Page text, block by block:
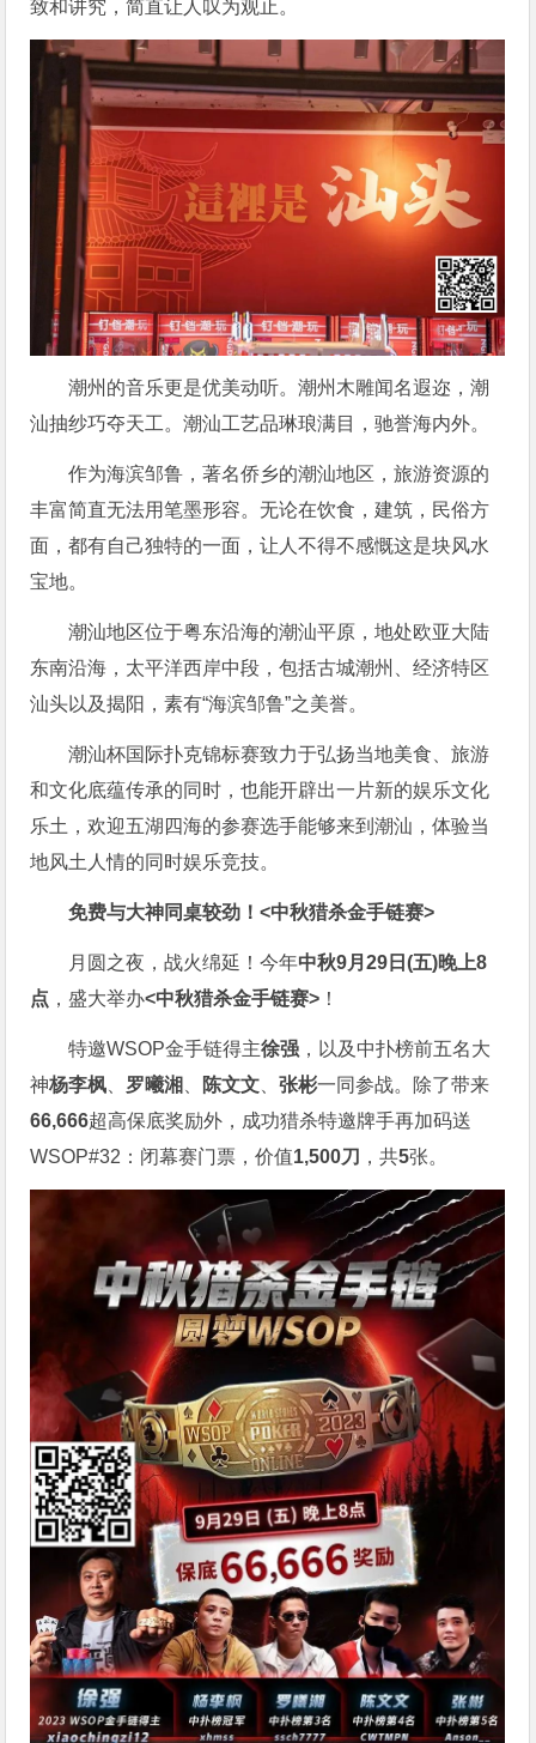
致和讲究，简直让人叹为观止。
潮州的音乐更是优美动听。潮州木雕闻名遐迩，潮
汕抽纱巧夺天工。潮汕工艺品琳琅满目，驰誉海内外。
作为海滨邹鲁，著名侨乡的潮汕地区，旅游资源的
丰富简直无法用笔墨形容。无论在饮食，建筑，民俗方
面，都有自己独特的一面，让人不得不感慨这是块风水
宝地。
潮汕地区位于粤东沿海的潮汕平原，地处欧亚大陆
东南沿海，太平洋西岸中段，包括古城潮州、经济特区
汕头以及揭阳，素有“海滨邹鲁”之美誉。
潮汕杯国际扑克锦标赛致力于弘扬当地美食、旅游
和文化底蕴传承的同时，也能开辟出一片新的娱乐文化
乐土，欢迎五湖四海的参赛选手能够来到潮汕，体验当
地风土人情的同时娱乐竞技。
免费与大神同桌较劲！<中秋猎杀金手链赛>
月圆之夜，战火绵延！今年中秋9月29日(五)晚上8
点 ，盛大举办<中秋猎杀金手链赛> ！
特邀WSOP金手链得主徐强 ，以及中扑榜前五名大
神杨李枫 罗曦湘 陈文文 、张彬一同参战。除了带来
66,666超高保底奖励外，成功猎杀特邀牌手再加码送
WSOP#32：闭幕赛门票，价值1,500刀 ，共5张。